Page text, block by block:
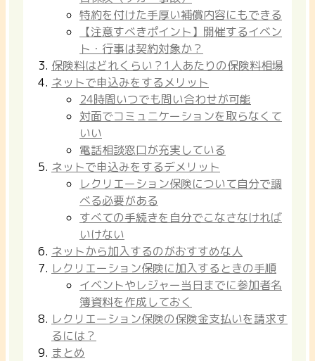
特約を付けた手厚い補償内容にもできる
【注意すべきポイント】開催するイベン
ト・行事は契約対象か？
保険料はどれくらい？1人あたりの保険料相場
ネットで申込みをするメリット
24時間いつでも問い合わせが可能
対面でコミュニケーションを取らなくて
いい
電話相談窓口が充実している
ネットで申込みをするデメリット
レクリエーション保険について自分で調
べる必要がある
すべての手続きを自分でこなさなければ
いけない
ネットから加入するのがおすすめな人
レクリエーション保険に加入するときの手順
イベントやレジャー当日までに参加者名
簿資料を作成しておく
レクリエーション保険の保険金支払いを請求す
るには？
まとめ